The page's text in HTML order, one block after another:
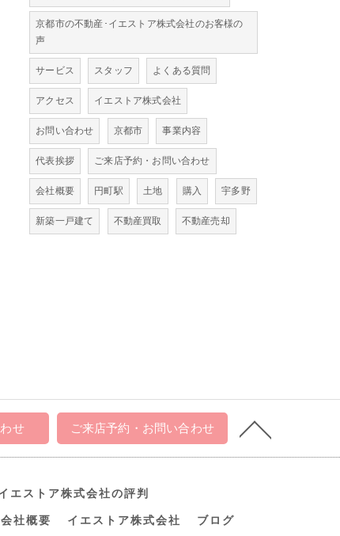
京都市の不動産･イエストア株式会社のお客様の
声
サービス スタッフ よくある質問
アクセス イエストア株式会社
お問い合わせ 京都市 事業内容
代表挨拶 ご来店予約・お問い合わせ
会社概要 円町駅 土地 購入 宇多野
新築一戸建て 不動産買取 不動産売却
せ ご来店予約・お問い合わせ
エストア株式会社の評判
会社概要 イエストア株式会社 ブログ